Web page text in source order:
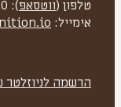
טלפון (ווטסאפ): 055-9756210
אימייל:
הרשמה לניוזלטר